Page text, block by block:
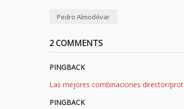
Pedro Almodóvar
2 COMMENTS
PINGBACK
Las mejores combinaciones director/
PINGBACK